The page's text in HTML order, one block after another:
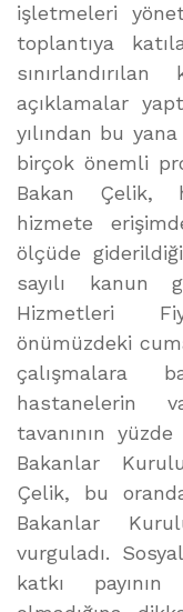
işletmeleri
toplantıya
açıklamalar
yılından bu
birçok önemli
Bakan Çelik,
hizmete
ölçüde
sayılı kanun
Hizmetleri
önümüzdeki
çalışmalara
hastanelerin
tavanının
Bakanlar
Çelik, bu
Bakanlar
vurguladı.
katkı payının